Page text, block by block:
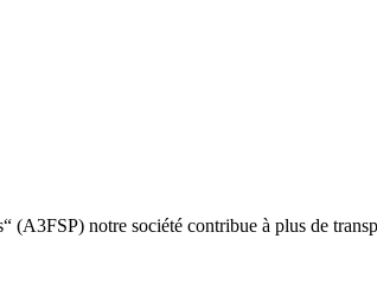
notre société contribue à plus de